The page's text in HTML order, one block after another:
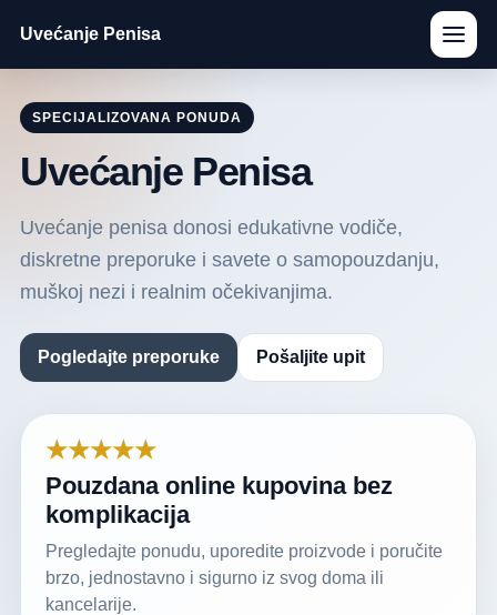
Uvećanje Penisa
SPECIJALIZOVANA PONUDA
Uvećanje Penisa
Uvećanje penisa donosi edukativne vodiče,
diskretne preporuke i savete o samopouzdanju,
muškoj nezi i realnim očekivanjima.
Pogledajte preporuke Pošaljite upit
★★★★★
Pouzdana online kupovina bez
komplikacija
Pregledajte ponudu, uporedite proizvode i poručite
brzo, jednostavno i sigurno iz svog doma ili
kancelarije.